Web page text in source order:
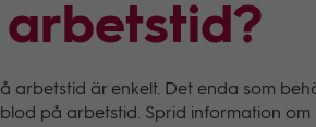
arbetstid?
arbetstid är enkelt. Det enda som
på arbetstid. Sprid information